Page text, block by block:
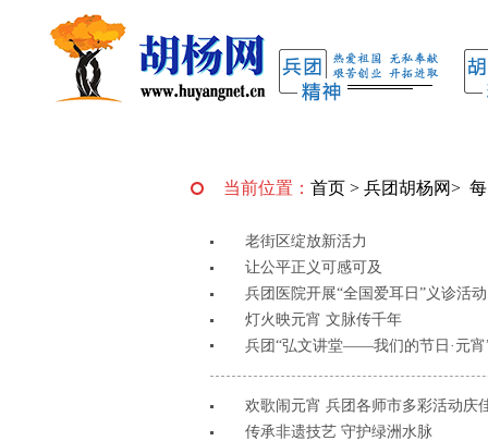
当前位置： 首页 > 兵团胡杨网>
老街区绽放新活力
让公平正义可感可及
兵团医院开展“全国爱耳日”义诊活动
灯火映元宵 文脉传千年
兵团“弘文讲堂——我们的节日·元宵
欢歌闹元宵 兵团各师市多彩活动庆
传承非遗技艺 守护绿洲水脉